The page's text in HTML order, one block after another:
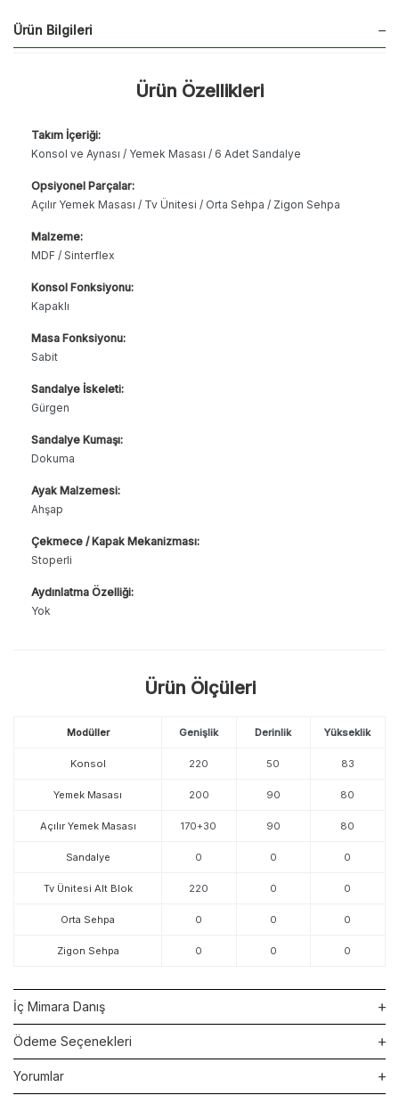
Ürün Bilgileri
Ürün Özellikleri
Takım İçeriği:
Konsol ve Aynası / Yemek Masası / 6 Adet Sandalye
Opsiyonel Parçalar:
Açılır Yemek Masası / Tv Ünitesi / Orta Sehpa / Zigon Sehpa
Malzeme:
MDF / Sinterflex
Konsol Fonksiyonu:
Kapaklı
Masa Fonksiyonu:
Sabit
Sandalye İskeleti:
Gürgen
Sandalye Kumaşı:
Dokuma
Ayak Malzemesi:
Ahşap
Çekmece / Kapak Mekanizması:
Stoperli
Aydınlatma Özelliği:
Yok
Ürün Ölçüleri
Modüller Genişlik Derinlik Yükseklik
Konsol 220 50 83
Yemek Masası 200 90 80
Açılır Yemek Masası 170+30 90 80
Sandalye 0 0 0
Tv Ünitesi Alt Blok 220 0 0
Orta Sehpa 0 0 0
Zigon Sehpa 0 0 0
İç Mimara Danış
Ödeme Seçenekleri
Yorumlar